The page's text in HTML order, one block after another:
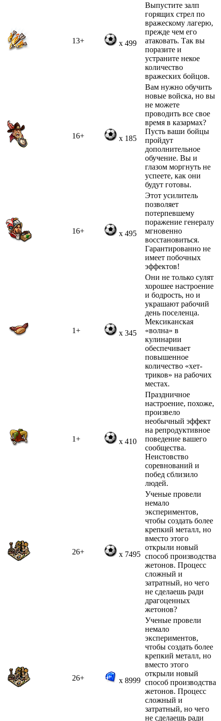
13+ x 499
Выпустите залп
горящих стрел по
вражескому лагерю,
прежде чем его
атаковать. Так вы
поразите и
устраните некое
количество
вражеских бойцов.
16+ x 185
Вам нужно обучить
новые войска, но вы
не можете
проводить все свое
время в казармах?
Пусть ваши бойцы
пройдут
дополнительное
обучение. Вы и
глазом моргнуть не
успеете, как они
будут готовы.
16+ x 495
Этот усилитель
позволяет
потерпевшему
поражение генералу
мгновенно
восстановиться.
Гарантированно не
имеет побочных
эффектов!
1+ x 345
Они не только сулят
хорошее настроение
и бодрость, но и
украшают рабочий
день поселенца.
Мексиканская
«волна» в
кулинарии
обеспечивает
повышенное
количество «хет-
триков» на рабочих
местах.
1+ x 410
Праздничное
настроение, похоже,
произвело
необычный эффект
на репродуктивное
поведение вашего
сообщества.
Неистовство
соревнований и
побед сблизило
людей.
26+ x 7495
Ученые провели
немало
экспериментов,
чтобы создать более
крепкий металл, но
вместо этого
открыли новый
способ производства
жетонов. Процесс
сложный и
затратный, но чего
не сделаешь ради
драгоценных
жетонов?
26+ x 8999
Ученые провели
немало
экспериментов,
чтобы создать более
крепкий металл, но
вместо этого
открыли новый
способ производства
жетонов. Процесс
сложный и
затратный, но чего
не сделаешь ради